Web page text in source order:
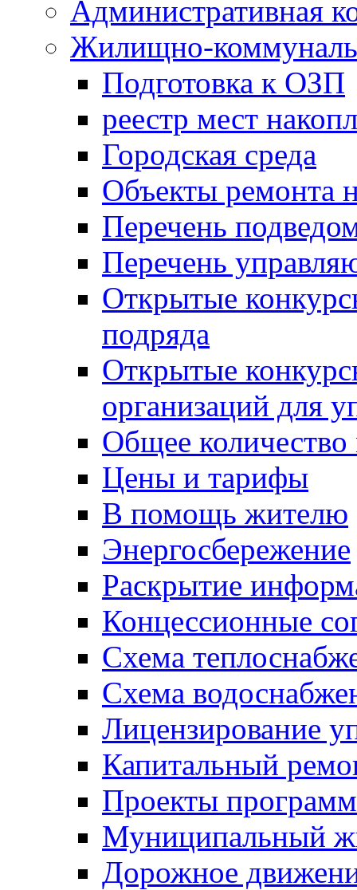
Административная
Жилищно-
Подготовка к ОЗП
реестр мест
Городская среда
Объекты ремонта
Перечень
Перечень
Открытые
подряда
Открытые
организаций для
Общее
Цены и тарифы
В помощь жителю
Энергосбережение
Раскрытие
Концессионные
Схема
Схема
Лицензирование
Капитальный
Проекты программ
Муниципальный
Дорожное